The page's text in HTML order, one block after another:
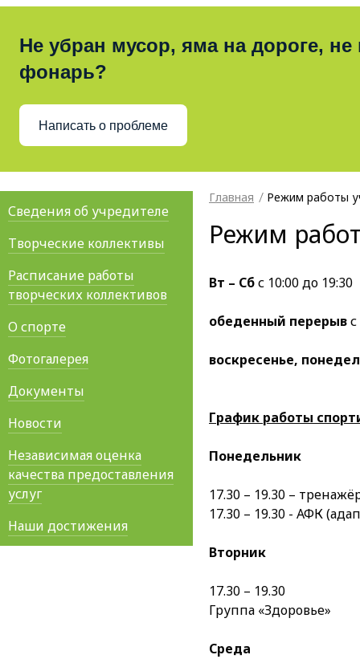
Не убран мусор, яма на дороге, не
фонарь?
Написать о проблеме
Главная Режим работы
Режим
Вт – Сбс 10:00 до 19:30
обеденный перерыв
воскресенье,
График работы
Понедельник
17.30 – 19.30 –
17.30 – 19.30 - АФК
Вторник
17.30 – 19.30
Группа «Здоровье»
Среда
Сведения об учредителе
Творческие коллективы
Расписание работы
творческих коллективов
О спорте
Фотогалерея
Документы
Новости
Независимая оценка
качества предоставления
услуг
Наши достижения